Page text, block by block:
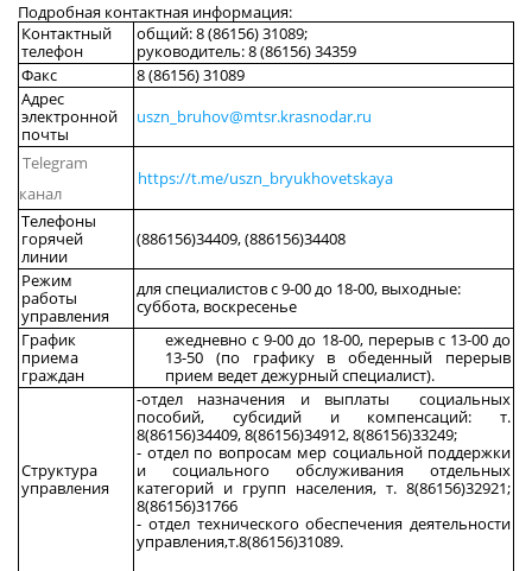
Подробная контактная информация:
Контактный
телефон
общий: 8 (86156) 31089;
руководитель: 8 (86156) 34359
Факс
8 (86156) 31089
Адрес
электронной
почты
uszn_bruhov@mtsr.krasnodar.ru
Telegram
канал
https://t.me/uszn_bryukhovetskaya
Телефоны
горячей
линии
(886156)34409, (886156)34408
Режим
работы
управления
для специалистов с 9-00 до 18-00, выходные:
суббота, воскресенье
График
приема
граждан
ежедневно с 9-00 до 18-00, перерыв с 13-00 до
13-50 (по графику в обеденный перерыв
прием ведет дежурный специалист).
Структура
управления
-отдел назначения и выплаты социальных
пособий, субсидий и компенсаций: т.
8(86156)34409, 8(86156)34912, 8(86156)33249;
- отдел по вопросам мер социальной поддержки
и социального обслуживания отдельных
категорий и групп населения, т. 8(86156)32921;
8(86156)31766
- отдел технического обеспечения деятельности
управления,т.8(86156)31089.